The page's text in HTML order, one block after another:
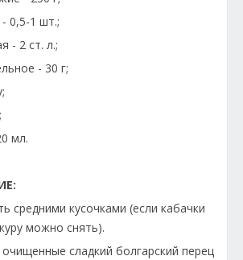
0,5-1 шт.;
- 2 ст. л.;
- 30 г;
мл.
средними кусочками (если кабачки
можно снять).
сладкий болгарский перец